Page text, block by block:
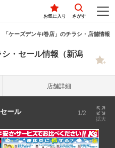
お気に入り さがす
「ケーズデンキ/巻店」のチラシ・店舗情報
・セール情報（新潟
店舗詳細
ール 1/2
拡大